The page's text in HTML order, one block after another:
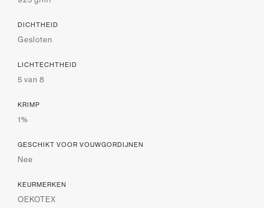
DICHTHEID
Gesloten
LICHTECHTHEID
5 van 8
KRIMP
1%
GESCHIKT VOOR VOUWGORDIJNEN
Nee
KEURMERKEN
OEKOTEX